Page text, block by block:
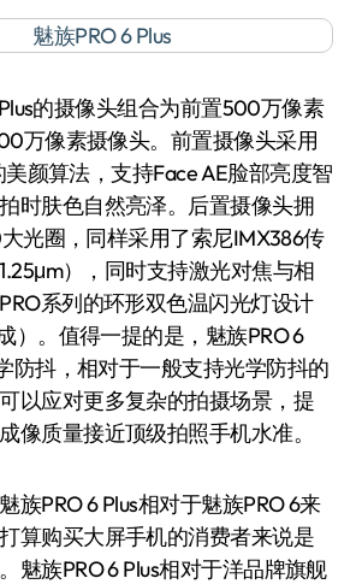
的摄像头组合为前置500万像素
万像素摄像头。前置摄像头采用
颜算法，支持Face AE脸部亮度智
时肤色自然亮泽。后置摄像头拥
光圈，同样采用了索尼IMX386传
），同时支持激光对焦与相
系列的环形双色温闪光灯设计
）。值得一提的是，魅族PRO 6
防抖，相对于一般支持光学防抖的
以应对更多复杂的拍摄场景，提
像质量接近顶级拍照手机水准。
PRO 6 Plus相对于魅族PRO 6来
算购买大屏手机的消费者来说是
魅族PRO 6 Plus相对于洋品牌旗舰